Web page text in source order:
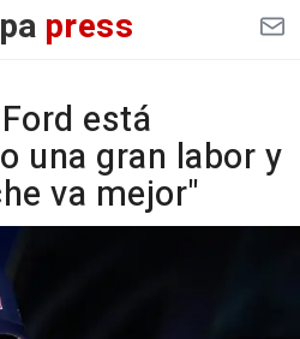
press
está
una gran labor y
va mejor"